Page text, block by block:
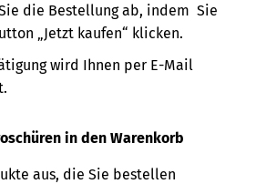
die Bestellung ab, indem Sie
„Jetzt kaufen“ klicken.
wird Ihnen per E-Mail
in den Warenkorb
aus, die Sie bestellen